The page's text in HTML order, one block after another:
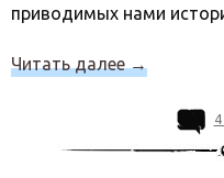
приводимых нами
Читать далее→